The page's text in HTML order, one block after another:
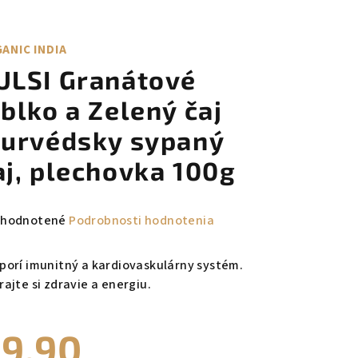
INDIA
Granátové
a Zelený čaj
sypaný
plechovka 100g
Podrobnosti hodnotenia
imunitný a kardiovaskulárny systém.
si zdravie a energiu.